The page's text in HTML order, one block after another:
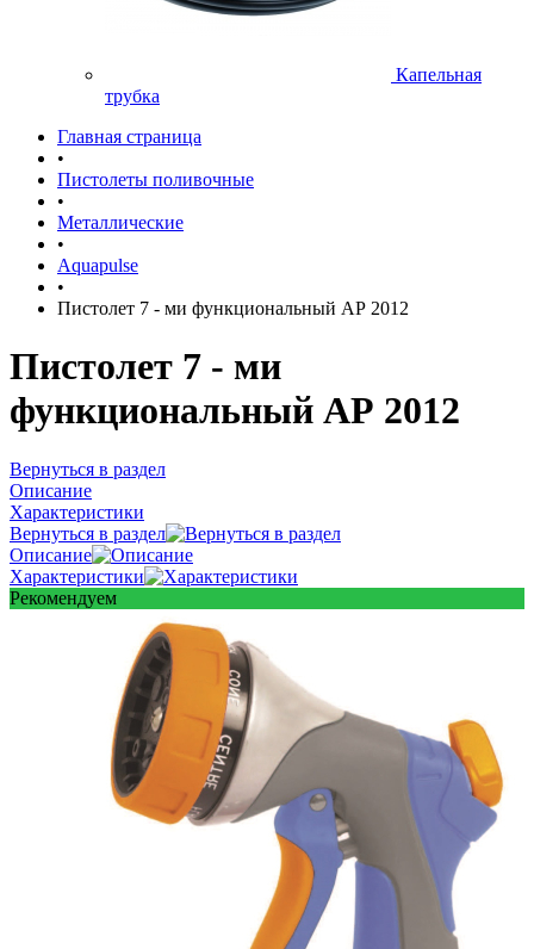
Капельная
трубка
Главная страница
•
Пистолеты поливочные
•
Металлические
•
Aquapulse
•
Пистолет 7 - ми функциональный АР 2012
Пистолет 7 - ми
функциональный АР 2012
Вернуться в раздел
Описание
Характеристики
Вернуться в раздел
Описание
Характеристики
Рекомендуем